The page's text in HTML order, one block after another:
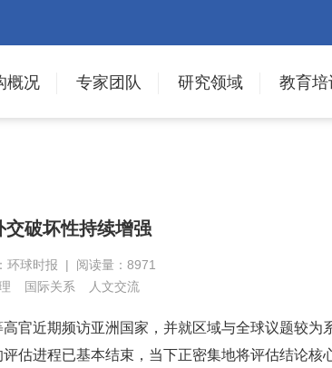
概况 专家团队 研究领域 教育培
破坏性持续增强
环球时报 | 阅读量：8971
国际关系 人文交流
官近期频访亚洲国家，并就区域与全球议题较为
估进程已基本结束，当下正密集地将评估结论核